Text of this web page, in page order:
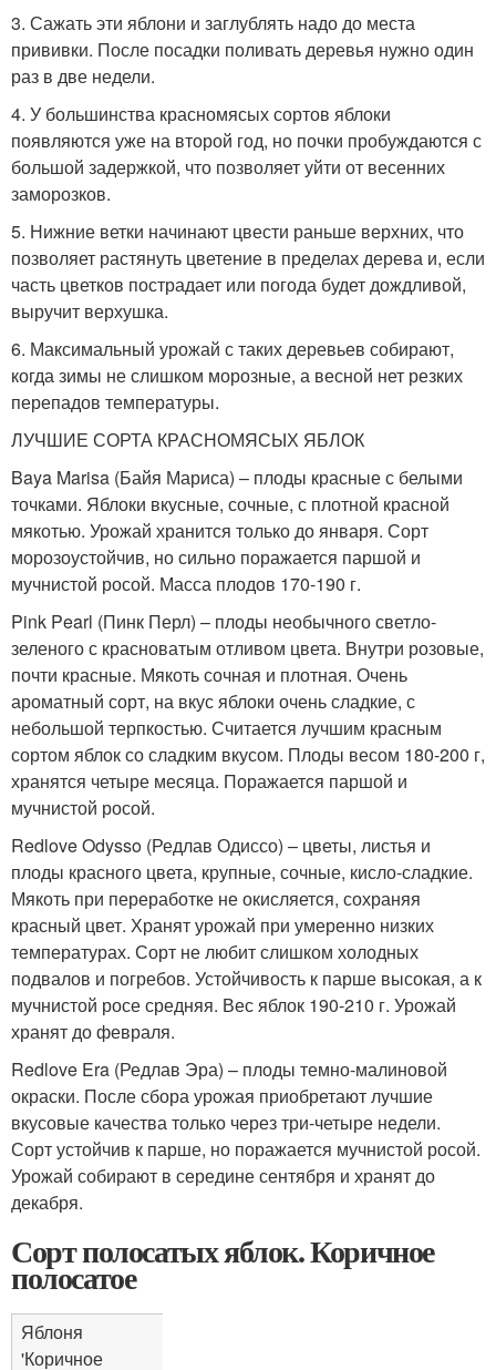
3. Сажать эти яблони и заглублять надо до места
прививки. После посадки поливать деревья нужно один
раз в две недели.
4. У большинства красномясых сортов яблоки
появляются уже на второй год, но почки пробуждаются с
большой задержкой, что позволяет уйти от весенних
заморозков.
5. Нижние ветки начинают цвести раньше верхних, что
позволяет растянуть цветение в пределах дерева и, если
часть цветков пострадает или погода будет дождливой,
выручит верхушка.
6. Максимальный урожай с таких деревьев собирают,
когда зимы не слишком морозные, а весной нет резких
перепадов температуры.
ЛУЧШИЕ СОРТА КРАСНОМЯСЫХ ЯБЛОК
Baya Marisa (Байя Мариса) – плоды красные с белыми
точками. Яблоки вкусные, сочные, с плотной красной
мякотью. Урожай хранится только до января. Сорт
морозоустойчив, но сильно поражается паршой и
мучнистой росой. Масса плодов 170-190 г.
Pink Pearl (Пинк Перл) – плоды необычного светло-
зеленого с красноватым отливом цвета. Внутри розовые,
почти красные. Мякоть сочная и плотная. Очень
ароматный сорт, на вкус яблоки очень сладкие, с
небольшой терпкостью. Считается лучшим красным
сортом яблок со сладким вкусом. Плоды весом 180-200 г,
хранятся четыре месяца. Поражается паршой и
мучнистой росой.
Redlove Odysso (Редлав Одиссо) – цветы, листья и
плоды красного цвета, крупные, сочные, кисло-сладкие.
Мякоть при переработке не окисляется, сохраняя
красный цвет. Хранят урожай при умеренно низких
температурах. Сорт не любит слишком холодных
подвалов и погребов. Устойчивость к парше высокая, а к
мучнистой росе средняя. Вес яблок 190-210 г. Урожай
хранят до февраля.
Redlove Era (Редлав Эра) – плоды темно-малиновой
окраски. После сбора урожая приобретают лучшие
вкусовые качества только через три-четыре недели.
Сорт устойчив к парше, но поражается мучнистой росой.
Урожай собирают в середине сентября и хранят до
декабря.
Сорт полосатых яблок. Коричное
полосатое
Яблоня
'Коричное